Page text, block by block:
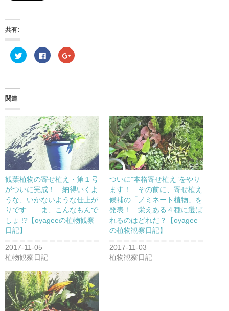
共有:
ク
リ
で
共
有
(
新
し
い
ウ
ィ
ン
ド
ウ
で
開
き
ま
F
a
有
す
る
に
は
ク
リ
ッ
ク
し
て
く
だ
さ
い
新
し
い
ウ
で
き
ま
す
)
ク
リ
l
e
+
で
共
有
(
新
し
い
ウ
ィ
ン
ド
ウ
で
開
き
ま
関連
観葉植物の寄せ植え・第１号
がついに完成！ 納得いくよ
うな、いかないような仕上が
りです… ま、こんなもんで
しょ !?【oyageeの植物観察
日記】
2017-11-05
植物観察日記
ついに”本格寄せ植え”をやり
ます！ その前に、寄せ植え
候補の「ノミネート植物」を
発表！ 栄えある４種に選ば
れるのはどれだ？【oyagee
の植物観察日記】
2017-11-03
植物観察日記